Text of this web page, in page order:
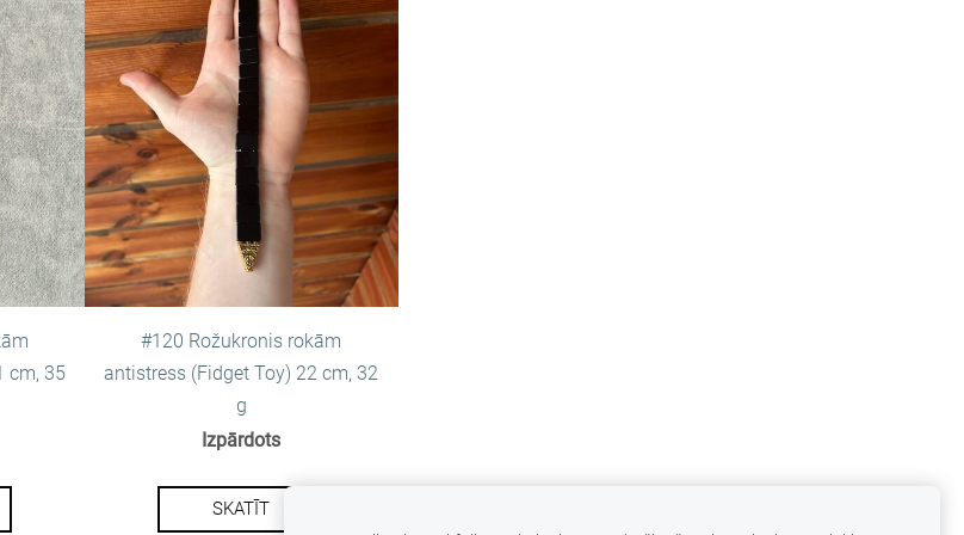
cm, 35
#120 Rožukronis rokām
antistress (Fidget Toy) 22 cm, 32
g
Izpārdots
SKATĪT